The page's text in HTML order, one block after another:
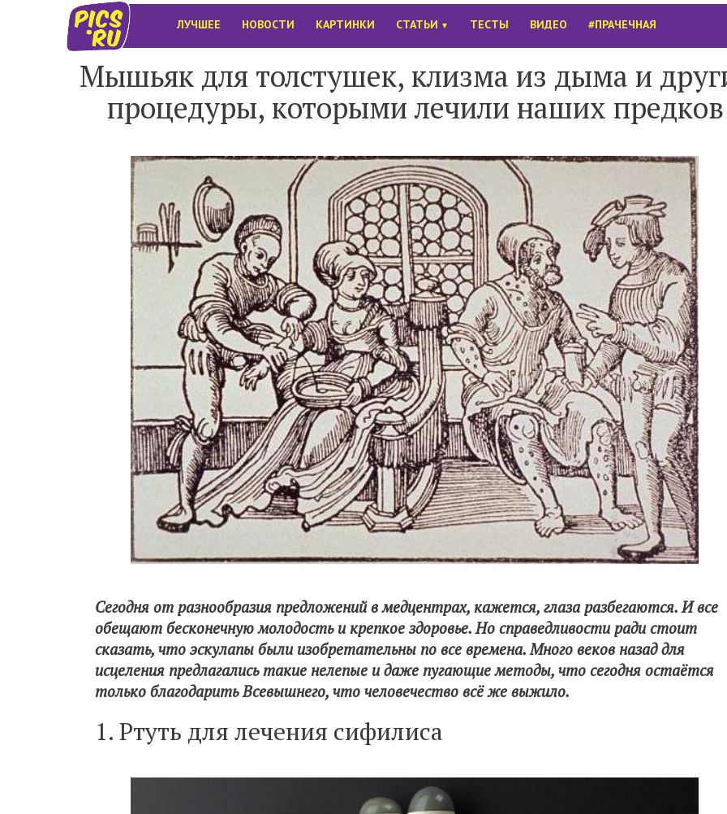
ЛУЧШЕЕ НОВОСТИ КАРТИНКИ СТАТЬИ ▼ ТЕСТЫ ВИДЕО #ПРАЧЕЧНАЯ
Мышьяк для толстушек, клизма из дыма и
процедуры, которыми лечили наших предков
Сегодня от разнообразия предложений в медцентрах, кажется, глаза разбегаются. И все
обещают бесконечную молодость и крепкое здоровье. Но справедливости ради стоит
сказать, что эскулапы были изобретательны по все времена. Много веков назад для
исцеления предлагались такие нелепые и даже пугающие методы, что сегодня остаётся
только благодарить Всевышнего, что человечество всё же выжило.
1. Ртуть для лечения сифилиса